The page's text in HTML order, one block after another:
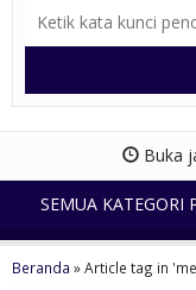
Buka
SEMUA KATEGORI
Beranda »Article tag in